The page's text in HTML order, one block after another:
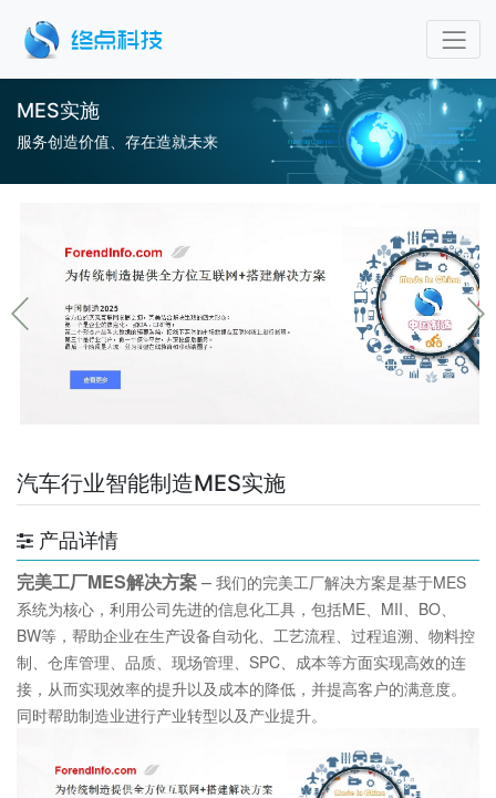
MES实施
服务创造价值、存在造就未来
汽车行业智能制造MES实施
产品详情
完美工厂MES解决方案– 我们的完美工厂解决方案是基于MES
系统为核心，利用公司先进的信息化工具，包括ME、MII、BO、
BW等，帮助企业在生产设备自动化、工艺流程、过程追溯、物料控
制、仓库管理、品质、现场管理、SPC、成本等方面实现高效的连
接，从而实现效率的提升以及成本的降低，并提高客户的满意度。
同时帮助制造业进行产业转型以及产业提升。